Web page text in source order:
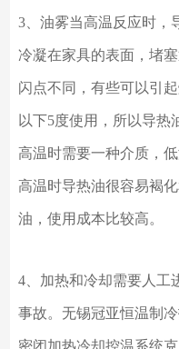
3、油雾当高温反应时，
冷凝在家具的表面，堵
闪点不同，有些可以引
以下5度使用，所以导热
高温时需要一种介质，
高温时导热油很容易褐
油，使用成本比较高。
4、加热和冷却需要人工
事故。无锡冠亚恒温制